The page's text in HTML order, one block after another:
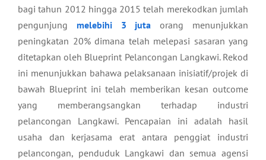
bagi tahun 2012 hingga 2015 telah merekodkan jumlah
pengunjung melebihi 3 juta orang menunjukkan
peningkatan 20% dimana telah melepasi sasaran yang
ditetapkan oleh Blueprint Pelancongan Langkawi. Rekod
ini menunjukkan bahawa pelaksanaan inisiatif/projek di
bawah Blueprint ini telah memberikan kesan outcome
yang memberangsangkan terhadap industri
pelancongan Langkawi. Pencapaian ini adalah hasil
usaha dan kerjasama erat antara penggiat industri
pelancongan, penduduk Langkawi dan semua agensi